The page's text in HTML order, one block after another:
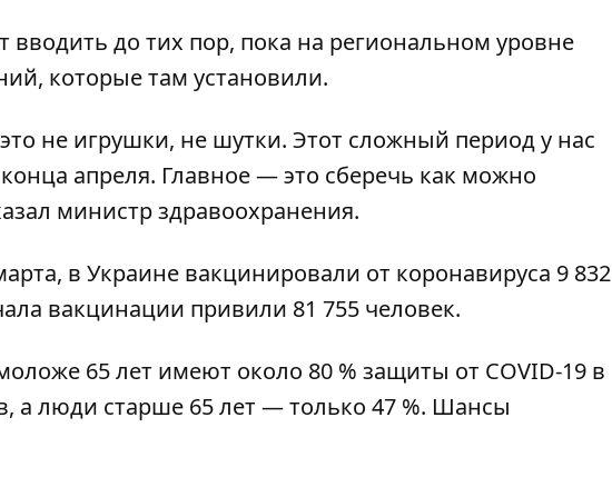
вводить до тих пор, пока на региональном уровне
которые там установили.
не игрушки, не шутки. Этот сложный период у нас
апреля. Главное — это сберечь как можно
министр здравоохранения.
в Украине вакцинировали от коронавируса 9 832
вакцинации привили 81 755 человек.
65 лет имеют около 80 % защиты от COVID-19 в
, а люди старше 65 лет — только 47 %. Шансы